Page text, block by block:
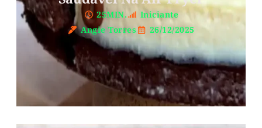
25MIN.
Iniciante
Angie Torres
26/12/2025